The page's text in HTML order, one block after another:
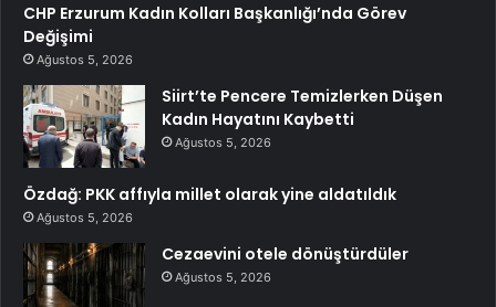
CHP Erzurum Kadın Kolları Başkanlığı’nda Görev
Değişimi
Ağustos 5, 2026
Siirt’te Pencere Temizlerken Düşen
Kadın Hayatını Kaybetti
Ağustos 5, 2026
Özdağ: PKK affıyla millet olarak yine aldatıldık
Ağustos 5, 2026
Cezaevini otele dönüştürdüler
Ağustos 5, 2026